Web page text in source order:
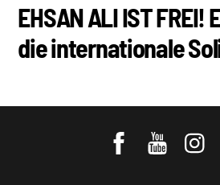
EHSAN ALI IST FREI!
die internationale